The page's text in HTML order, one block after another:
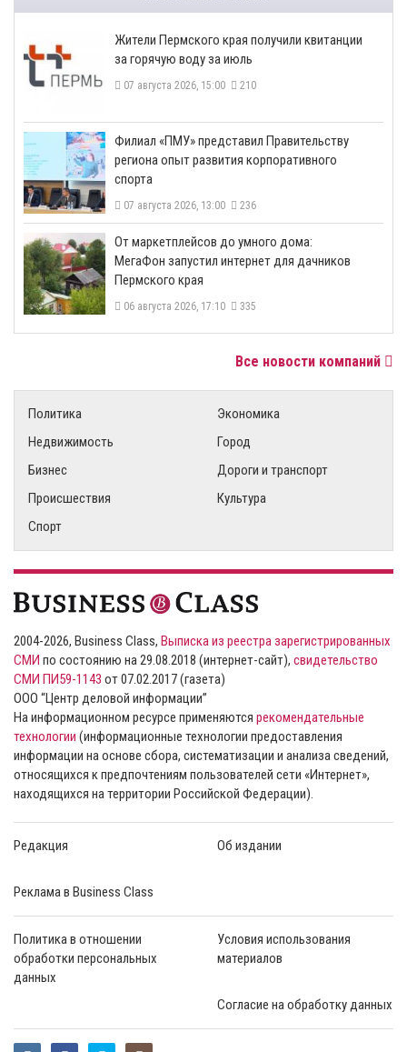
​Жители Пермского края получили квитанции
за горячую воду за июль
07 августа 2026, 15:00 210
​Филиал «ПМУ» представил Правительству
региона опыт развития корпоративного
спорта
07 августа 2026, 13:00 236
От маркетплейсов до умного дома:
МегаФон запустил интернет для дачников
Пермского края
06 августа 2026, 17:10 335
Все новости компаний
Политика
Экономика
Недвижимость
Город
Бизнес
Дороги и транспорт
Происшествия
Культура
Спорт
2004-2026, Business Class, Выписка из реестра зарегистрированных
СМИ по состоянию на 29.08.2018 (интернет-сайт), свидетельство
СМИ ПИ59-1143 от 07.02.2017 (газета)
ООО “Центр деловой информации”
На информационном ресурсе применяются рекомендательные
технологии (информационные технологии предоставления
информации на основе сбора, систематизации и анализа сведений,
относящихся к предпочтениям пользователей сети «Интернет»,
находящихся на территории Российской Федерации).
Редакция Об издании
Реклама в Business Class
Политика в отношении
обработки персональных
данных
Условия использования
материалов
Согласие на обработку данных